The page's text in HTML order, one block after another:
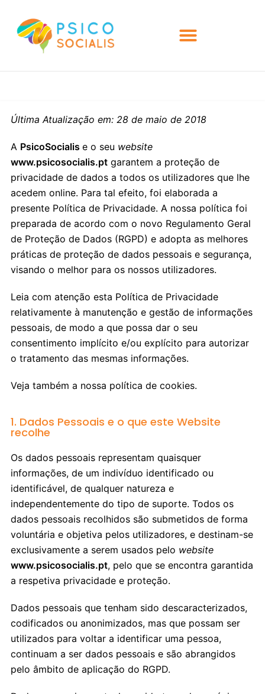
Última Atualização em: 28 de maio de 2018
A PsicoSocialis e o seu website
www.psicosocialis.pt garantem a proteção de
privacidade de dados a todos os utilizadores que lhe
acedem online. Para tal efeito, foi elaborada a
presente Política de Privacidade. A nossa política foi
preparada de acordo com o novo Regulamento Geral
de Proteção de Dados (RGPD) e adopta as melhores
práticas de proteção de dados pessoais e segurança,
visando o melhor para os nossos utilizadores.
Leia com atenção esta Política de Privacidade
relativamente à manutenção e gestão de informações
pessoais, de modo a que possa dar o seu
consentimento implícito e/ou explícito para autorizar
o tratamento das mesmas informações.
Veja também a nossa política de cookies.
1. Dados Pessoais e o que este Website
recolhe
Os dados pessoais representam quaisquer
informações, de um indivíduo identificado ou
identificável, de qualquer natureza e
independentemente do tipo de suporte. Todos os
dados pessoais recolhidos são submetidos de forma
voluntária e objetiva pelos utilizadores, e destinam-se
exclusivamente a serem usados pelo website
www.psicosocialis.pt, pelo que se encontra garantida
a respetiva privacidade e proteção.
Dados pessoais que tenham sido descaracterizados,
codificados ou anonimizados, mas que possam ser
utilizados para voltar a identificar uma pessoa,
continuam a ser dados pessoais e são abrangidos
pelo âmbito de aplicação do RGPD.